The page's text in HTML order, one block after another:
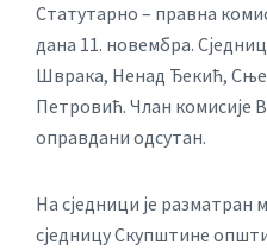
Статутарно – правна
дана 11. новембра.
Шврака, Ненад Ђекић,
Петровић. Члан комисије
оправдани одсутан.
На сједници је разматран
сједницу Скупштине